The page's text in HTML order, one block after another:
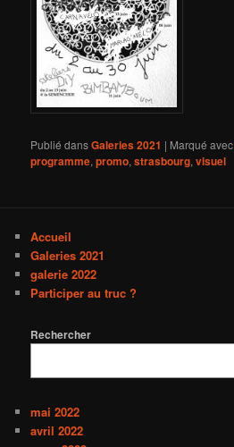
Publié dansGaleries 2021 | Marqué avec
programme,promo,strasbourg,visuel
Accueil
Galeries 2021
galerie 2022
Participer au truc ?
Rechercher
mai 2022
avril 2022